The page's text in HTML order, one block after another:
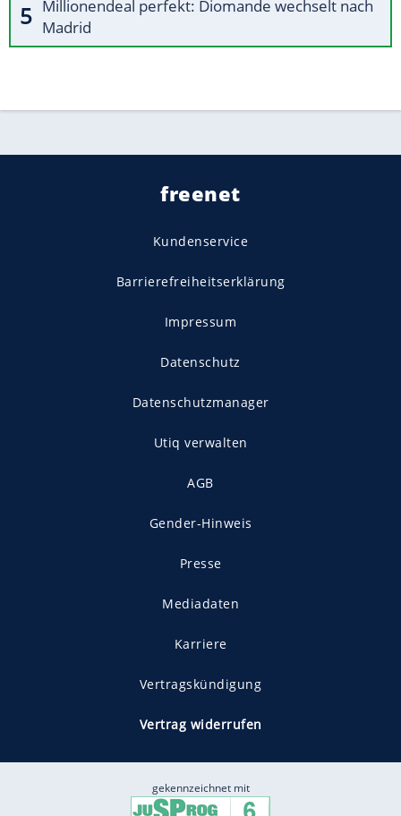
Millionendeal perfekt: Diomande wechselt nach
Madrid
freenet
Kundenservice
Barrierefreiheitserklärung
Impressum
Datenschutz
Datenschutzmanager
Utiq verwalten
AGB
Gender-Hinweis
Presse
Mediadaten
Karriere
Vertragskündigung
Vertrag widerrufen
gekennzeichnet mit